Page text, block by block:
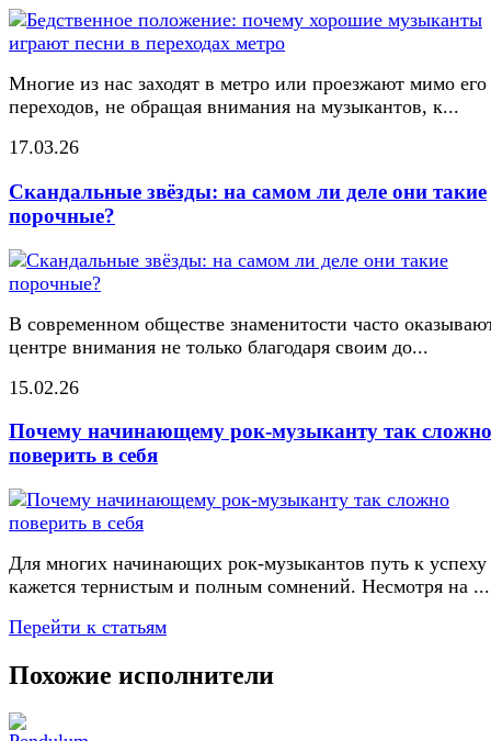
Многие из нас заходят в метро или проезжают мимо его
переходов, не обращая внимания на музыкантов, к...
17.03.26
Скандальные звёзды: на самом ли деле они такие
порочные?
В современном обществе знаменитости часто
центре внимания не только благодаря своим до...
15.02.26
Почему начинающему рок-музыканту так сложно
поверить в себя
Для многих начинающих рок-музыкантов путь к успеху
кажется тернистым и полным сомнений. Несмотря на ...
Перейти к статьям
Похожие исполнители